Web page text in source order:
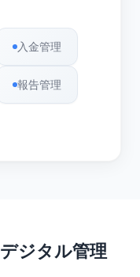
入金管理
報告管理
ジタル管理